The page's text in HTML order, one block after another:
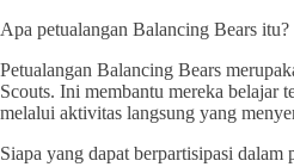
Apa petualangan Balancing Bears itu?
Petualangan Balancing Bears
Scouts. Ini membantu mereka belajar
melalui aktivitas langsung yang
Siapa yang dapat berpartisipasi dalam